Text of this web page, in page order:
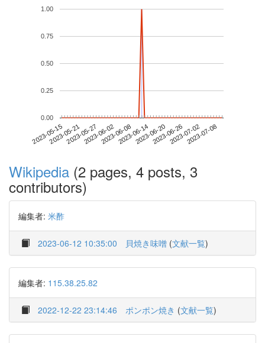
2023-05-152023-05-212023-05-272023-06-022023-06-082023-06-142023-06-202023-06-262023-07-022023-07-08
0.00
0.25
0.50
0.75
1.00
Wikipedia (2 pages, 4 posts, 3
contributors)
編集者: 米酢
2023-06-12 10:35:00 貝焼き味噌 (文献一覧)
編集者: 115.38.25.82
2022-12-22 23:14:46 ポンポン焼き (文献一覧)